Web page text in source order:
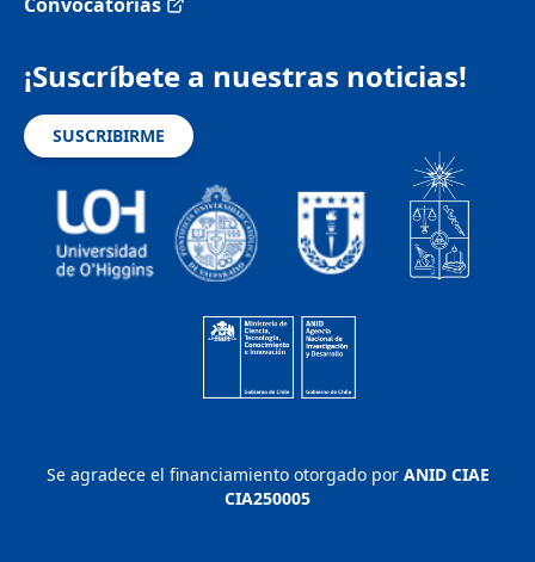
¡Suscríbete a nuestras noticias!
SUSCRIBIRME
Se agradece el financiamiento otorgado por ANID CIAE
CIA250005